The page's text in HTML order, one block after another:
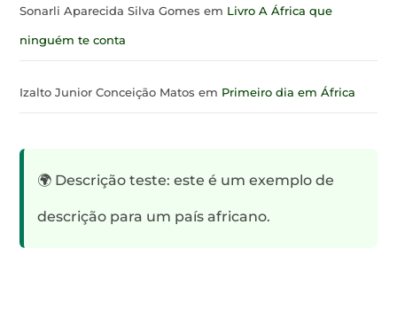
Sonarli Aparecida Silva Gomes em Livro A África que
ninguém te conta
Izalto Junior Conceição Matos em Primeiro dia em África
🌍 Descrição teste: este é um exemplo de
descrição para um país africano.